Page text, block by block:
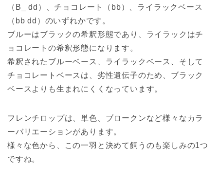
（B_ dd）、チョコレート（bb）、ライラックベース
（bb dd）のいずれかです。
ブルーはブラックの希釈形態であり、ライラックはチ
ョコレートの希釈形態になります。
希釈されたブルーベース、ライラックベース、そして
チョコレートベースは、劣性遺伝子のため、ブラック
ベースよりも生まれにくくなっています。
フレンチロップは、単色、ブロークンなど様々なカラ
ーバリエーションがあります。
様々な色から、この一羽と決めて飼うのも楽しみの1つ
ですね。